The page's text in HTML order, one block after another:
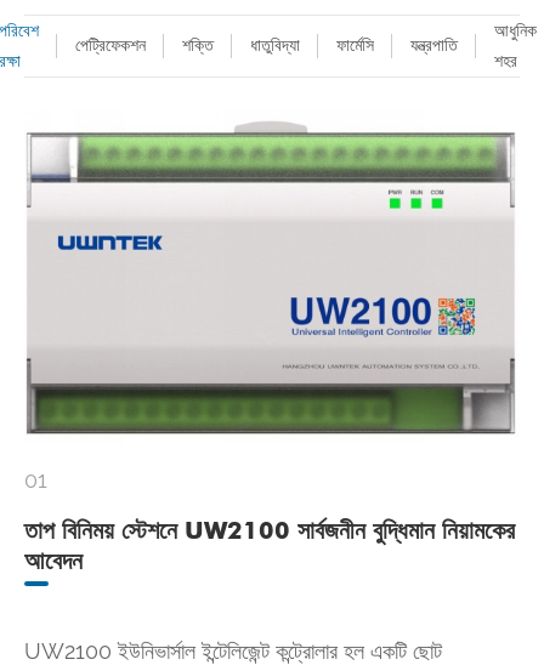
পেট্রিফেকশন শক্তি ধাতুবিদ্যা ফার্মেসি যন্ত্রপাতি
আধুনিক
শহর
01
তাপ বিনিময় স্টেশনে UW2100 সার্বজনীন বুদ্ধিমান নিয়ামকের
আবেদন
UW2100 ইউনিভার্সাল ইন্টেলিজেন্ট কন্ট্রোলার হল একটি ছোট